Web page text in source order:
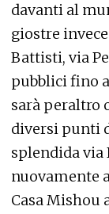
davanti al
giostre
Battisti, via
pubblici fino
sarà peraltro
diversi punti
splendida via
nuovamente
Casa Mishou